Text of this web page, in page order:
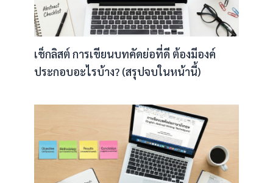
เช็กลิสต์ การเขียนบทคัดย่อที่ดี ต้องมีองค์
ประกอบอะไรบ้าง? (สรุปจบในหน้านี้)